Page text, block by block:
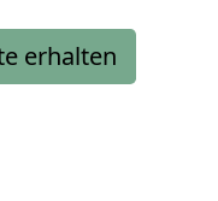
erhalten